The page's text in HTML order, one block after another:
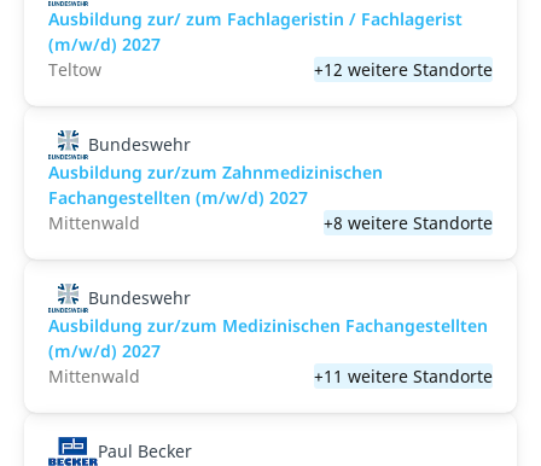
Ausbildung zur/ zum Fachlageristin / Fachlagerist
(m/w/d) 2027
Teltow
+12 weitere Standorte
Bundeswehr
Ausbildung zur/zum Zahnmedizinischen
Fachangestellten (m/w/d) 2027
Mittenwald
+8 weitere Standorte
Bundeswehr
Ausbildung zur/zum Medizinischen Fachangestellten
(m/w/d) 2027
Mittenwald
+11 weitere Standorte
Paul Becker